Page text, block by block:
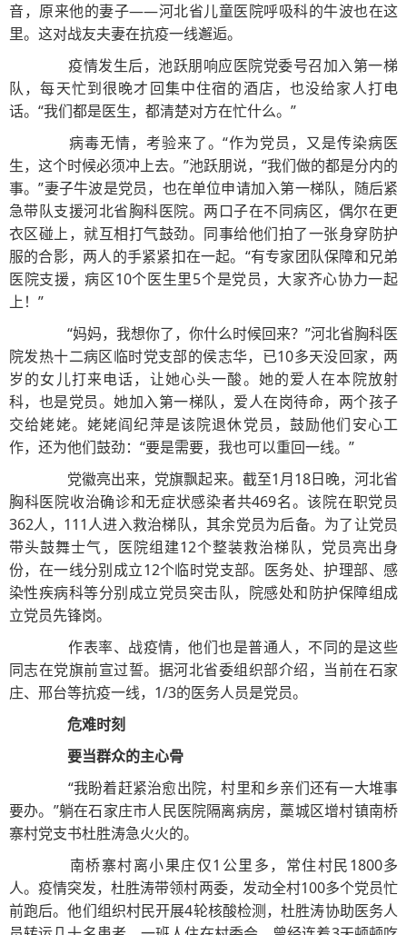
音，原来他的妻子——河北省儿童医院呼吸科的牛波也在这
里。这对战友夫妻在抗疫一线邂逅。
疫情发生后，池跃朋响应医院党委号召加入第一梯
队，每天忙到很晚才回集中住宿的酒店，也没给家人打电
话。“我们都是医生，都清楚对方在忙什么。”
病毒无情，考验来了。“作为党员，又是传染病医
生，这个时候必须冲上去。”池跃朋说，“我们做的都是分内的
事。”妻子牛波是党员，也在单位申请加入第一梯队，随后紧
急带队支援河北省胸科医院。两口子在不同病区，偶尔在更
衣区碰上，就互相打气鼓劲。同事给他们拍了一张身穿防护
服的合影，两人的手紧紧扣在一起。“有专家团队保障和兄弟
医院支援，病区10个医生里5个是党员，大家齐心协力一起
上！”
“妈妈，我想你了，你什么时候回来？”河北省胸科医
院发热十二病区临时党支部的侯志华，已10多天没回家，两
岁的女儿打来电话，让她心头一酸。她的爱人在本院放射
科，也是党员。她加入第一梯队，爱人在岗待命，两个孩子
交给姥姥。姥姥阎纪萍是该院退休党员，鼓励他们安心工
作，还为他们鼓劲：“要是需要，我也可以重回一线。”
党徽亮出来，党旗飘起来。截至1月18日晚，河北省
胸科医院收治确诊和无症状感染者共469名。该院在职党员
362人，111人进入救治梯队，其余党员为后备。为了让党员
带头鼓舞士气，医院组建12个整装救治梯队，党员亮出身
份，在一线分别成立12个临时党支部。医务处、护理部、感
染性疾病科等分别成立党员突击队，院感处和防护保障组成
立党员先锋岗。
作表率、战疫情，他们也是普通人，不同的是这些
同志在党旗前宣过誓。据河北省委组织部介绍，当前在石家
庄、邢台等抗疫一线，1/3的医务人员是党员。
危难时刻
要当群众的主心骨
“我盼着赶紧治愈出院，村里和乡亲们还有一大堆事
要办。”躺在石家庄市人民医院隔离病房，藁城区增村镇南桥
寨村党支书杜胜涛急火火的。
南桥寨村离小果庄仅1公里多，常住村民1800多
人。疫情突发，杜胜涛带领村两委，发动全村100多个党员忙
前跑后。他们组织村民开展4轮核酸检测，杜胜涛协助医务人